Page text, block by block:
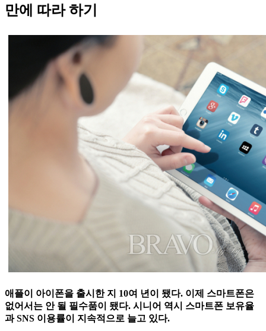
만에 따라 하기
애플이 아이폰을 출시한 지 10여 년이 됐다. 이제 스마트폰은
없어서는 안 될 필수품이 됐다. 시니어 역시 스마트폰 보유율
과 SNS 이용률이 지속적으로 늘고 있다.